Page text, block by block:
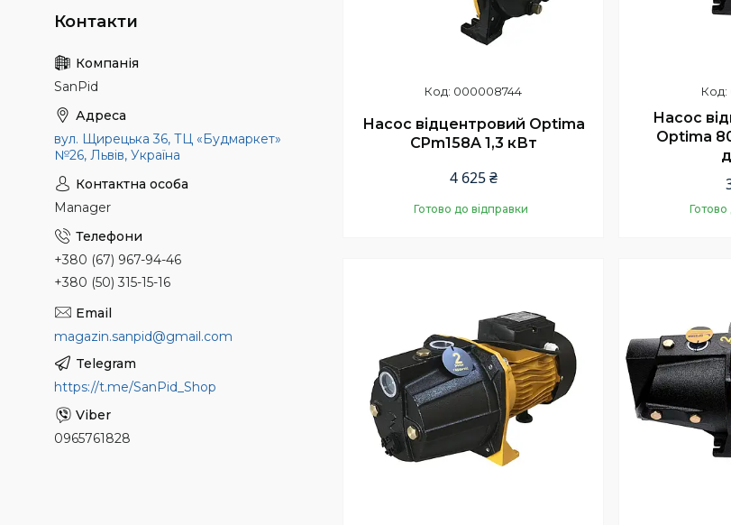
000008744
Насос відцентровий Optima
CPm158A 1,3 кВт
4 625 ₴
Готово до відправки
Насос
Optima
Готово
SanPid
вул. Щирецька 36, ТЦ «Будмаркет»
№26, Львів, Україна
Manager
+380 (67) 967-94-46
+380 (50) 315-15-16
magazin.sanpid@gmail.com
https://t.me/SanPid_Shop
0965761828